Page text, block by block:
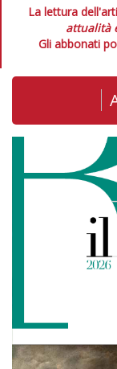
La lettura
attualità
Gli abbonati